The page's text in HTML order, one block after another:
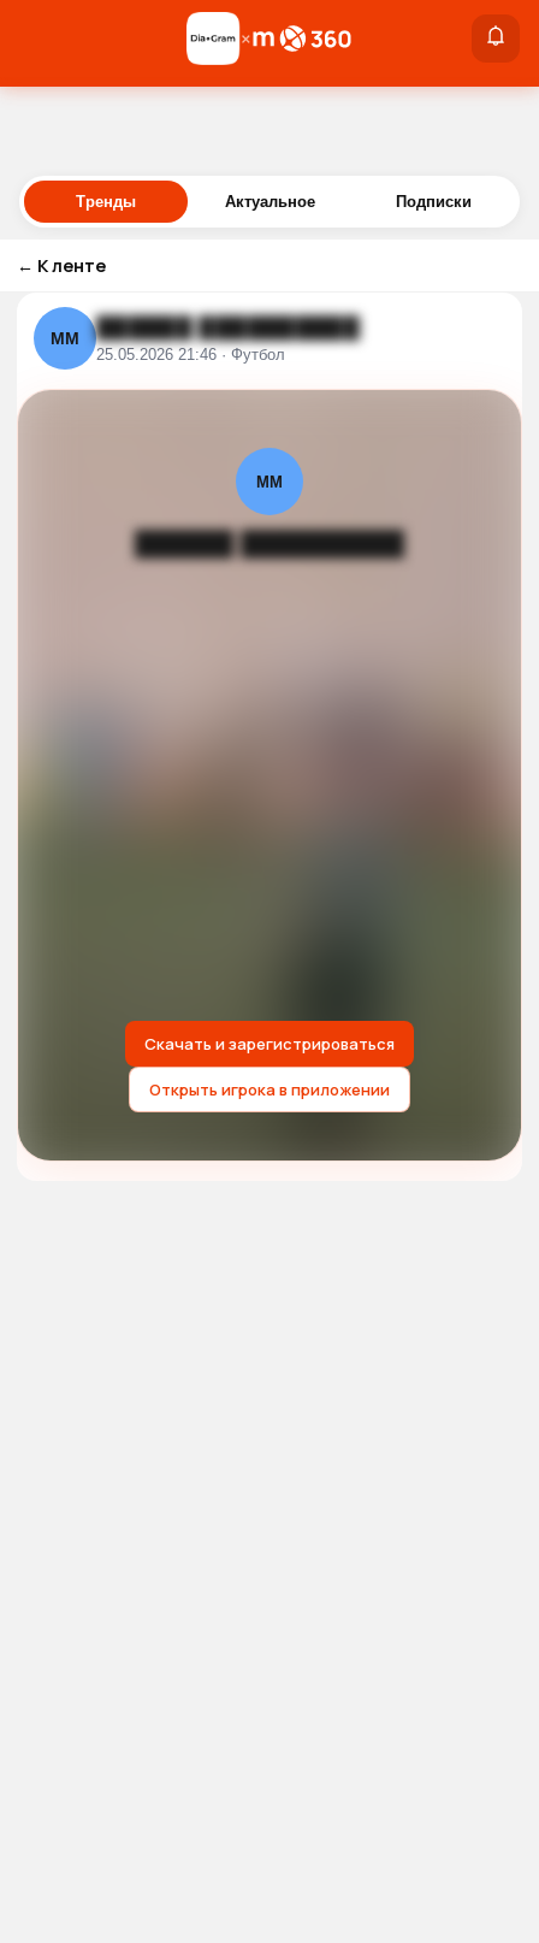
Войти
×
Тренды Актуальное Подписки
← К ленте
ММ ██████ ██████████
25.05.2026 21:46 · Футбол
ММ
██████ ██████████
Скачать и зарегистрироваться
Открыть игрока в приложении